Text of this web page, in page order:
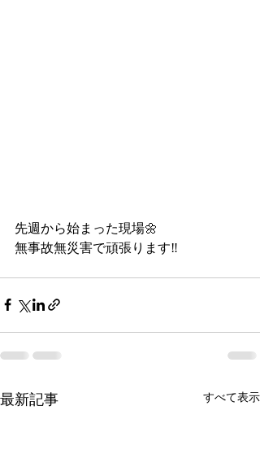
先週から始まった現場🌼
無事故無災害で頑張ります‼
最新記事 すべて表示